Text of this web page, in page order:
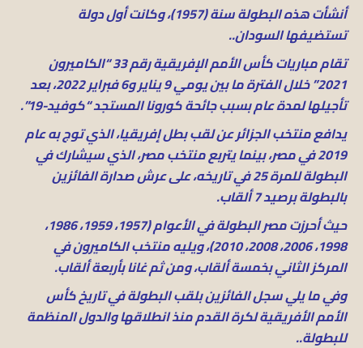
أنشأت هذه البطولة سنة (1957)، وكانت أول دولة
تستضيفها السودان..
تقام مباريات كأس الأمم الإفريقية رقم 33 “الكاميرون
2021” خلال الفترة ما بين يومي 9 يناير و6 فبراير 2022، بعد
تأجيلها لمدة عام بسبب جائحة كورونا المستجد “كوفيد-19”.
يدافع منتخب الجزائر عن لقب بطل إفريقيا، الذي توج به عام
2019 في مصر، بينما يتربع منتخب مصر، الذي سيشارك في
البطولة للمرة 25 في تاريخه، على عرش صدارة الفائزين
بالبطولة برصيد 7 ألقاب.
حيث أحرزت مصر البطولة في الأعوام (1957، 1959، 1986،
1998، 2006، 2008، 2010)، ويليه منتخب الكاميرون في
المركز الثاني بخمسة ألقاب، ومن ثم غانا بأربعة ألقاب.
وفي ما يلي سجل الفائزين بلقب البطولة في تاريخ كأس
الأمم الأفريقية لكرة القدم منذ انطلاقها والدول المنظمة
للبطولة..